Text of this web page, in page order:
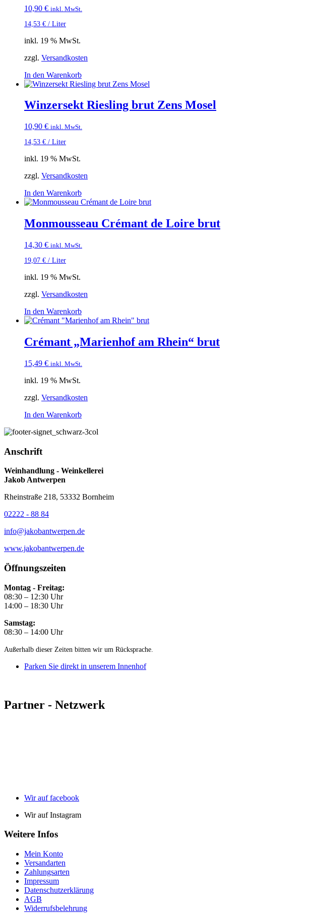
10,90 € inkl. MwSt.
14,53 € / Liter
inkl. 19 % MwSt.
zzgl. Versandkosten
In den Warenkorb
Winzersekt Riesling brut Zens Mosel
10,90 € inkl. MwSt.
14,53 € / Liter
inkl. 19 % MwSt.
zzgl. Versandkosten
In den Warenkorb
Monmousseau Crémant de Loire brut
14,30 € inkl. MwSt.
19,07 € / Liter
inkl. 19 % MwSt.
zzgl. Versandkosten
In den Warenkorb
Crémant „Marienhof am Rhein“ brut
15,49 € inkl. MwSt.
inkl. 19 % MwSt.
zzgl. Versandkosten
In den Warenkorb
Anschrift
Weinhandlung - Weinkellerei
Jakob Antwerpen
Rheinstraße 218, 53332 Bornheim
02222 - 88 84
info@jakobantwerpen.de
www.jakobantwerpen.de
Öffnungszeiten
Montag - Freitag:
08:30 – 12:30 Uhr
14:00 – 18:30 Uhr
Samstag:
08:30 – 14:00 Uhr
Außerhalb dieser Zeiten bitten wir um Rücksprache.
Parken Sie direkt in unserem Innenhof
Partner - Netzwerk
Wir auf facebook
Wir auf Instagram
Weitere Infos
Mein Konto
Versandarten
Zahlungsarten
Impressum
Datenschutzerklärung
AGB
Widerrufsbelehrung